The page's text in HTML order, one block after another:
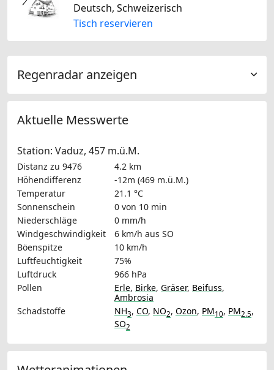
Deutsch, Schweizerisch
Tisch reservieren
Regenradar anzeigen
Aktuelle Messwerte
Station: Vaduz, 457 m.ü.M.
Distanz zu 9476
4.2 km
Höhendifferenz
-12m (469 m.ü.M.)
Temperatur
21.1 °C
Sonnenschein
0 von 10 min
Niederschläge
0 mm/h
Windgeschwindigkeit
6 km/h aus SO
Böenspitze
10 km/h
Luftfeuchtigkeit
75%
Luftdruck
966 hPa
Pollen
Erle, Birke, Gräser, Beifuss,
Ambrosia
Schadstoffe
NH3, CO, NO2, Ozon, PM10, PM2.5,
SO2